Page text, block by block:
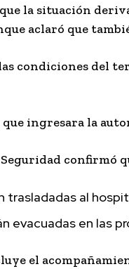
la situación
aclaró que
condiciones del
que ingresara la
confirmó
trasladadas al
evacuadas en las
el